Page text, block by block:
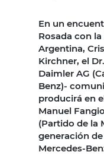
En un
Rosada con
Argentina,
Kirchner, el
Daimler AG
Benz)-
producirá en
Manuel
(Partido de la
generación
Mercedes-